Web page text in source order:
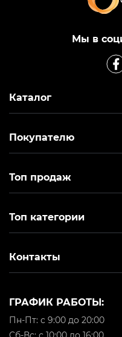
Мы в
Каталог
Покупателю
Топ продаж
Топ категории
Контакты
ГРАФИК РАБОТЫ:
Пн-Пт: с 9:00 до 20:00